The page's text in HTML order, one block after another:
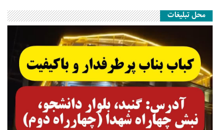
محل تبلیغات